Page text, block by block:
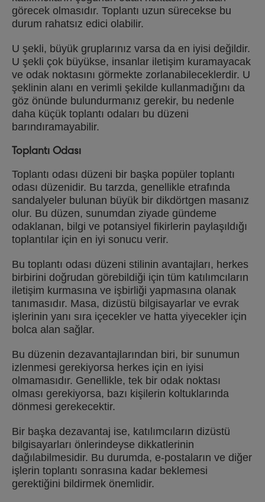
görecek olmasıdır. Toplantı uzun sürecekse bu
durum rahatsız edici olabilir.
U şekli, büyük gruplarınız varsa da en iyisi değildir.
U şekli çok büyükse, insanlar iletişim kuramayacak
ve odak noktasını görmekte zorlanabileceklerdir. U
şeklinin alanı en verimli şekilde kullanmadığını da
göz önünde bulundurmanız gerekir, bu nedenle
daha küçük toplantı odaları bu düzeni
barındıramayabilir.
Toplantı Odası
Toplantı odası düzeni bir başka popüler toplantı
odası düzenidir. Bu tarzda, genellikle etrafında
sandalyeler bulunan büyük bir dikdörtgen masanız
olur. Bu düzen, sunumdan ziyade gündeme
odaklanan, bilgi ve potansiyel fikirlerin paylaşıldığı
toplantılar için en iyi sonucu verir.
Bu toplantı odası düzeni stilinin avantajları, herkes
birbirini doğrudan görebildiği için tüm katılımcıların
iletişim kurmasına ve işbirliği yapmasına olanak
tanımasıdır. Masa, dizüstü bilgisayarlar ve evrak
işlerinin yanı sıra içecekler ve hatta yiyecekler için
bolca alan sağlar.
Bu düzenin dezavantajlarından biri, bir sunumun
izlenmesi gerekiyorsa herkes için en iyisi
olmamasıdır. Genellikle, tek bir odak noktası
olması gerekiyorsa, bazı kişilerin koltuklarında
dönmesi gerekecektir.
Bir başka dezavantaj ise, katılımcıların dizüstü
bilgisayarları önlerindeyse dikkatlerinin
dağılabilmesidir. Bu durumda, e-postaların ve diğer
işlerin toplantı sonrasına kadar beklemesi
gerektiğini bildirmek önemlidir.